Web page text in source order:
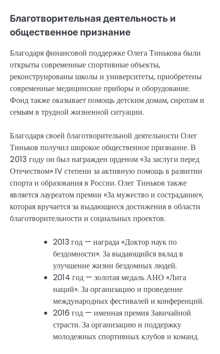
Благотворительная деятельность и
общественное признание
Благодаря финансовой поддержке Олега Тинькова были
открыты современные спортивные объекты,
реконструированы школы и университеты, приобретены
современные медицинские приборы и оборудование.
Фонд также оказывает помощь детским домам, сиротам и
семьям в трудной жизненной ситуации.
Благодаря своей благотворительной деятельности Олег
Тиньков получил широкое общественное признание. В
2013 году он был награжден орденом «За заслуги перед
Отечеством» IV степени за активную помощь в развитии
спорта и образования в России. Олег Тиньков также
является лауреатом премии «За мужество и сострадание»,
которая вручается за выдающиеся достижения в области
благотворительности и социальных проектов.
2013 год — награда «Доктор наук по
бездомности». За выдающийся вклад в
улучшение жизни бездомных людей.
2014 год — золотая медаль АНО «Лига
наций». За организацию и проведение
международных фестивалей и конференций.
2016 год — именная премия Завичайной
страсти. За организацию и поддержку
молодежных спортивных клубов и команд.